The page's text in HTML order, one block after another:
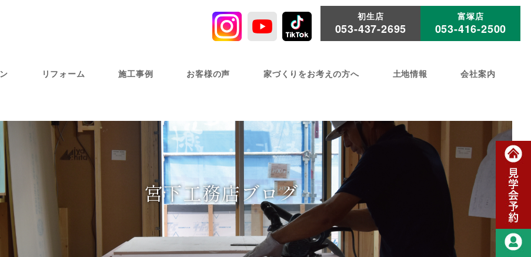
初生店
053-437-2695
富塚店
053-416-2500
リフォーム 施工事例 お客様の声 家づくりをお考えの方へ 土地情報 会社案内
宮下工務店ブログ